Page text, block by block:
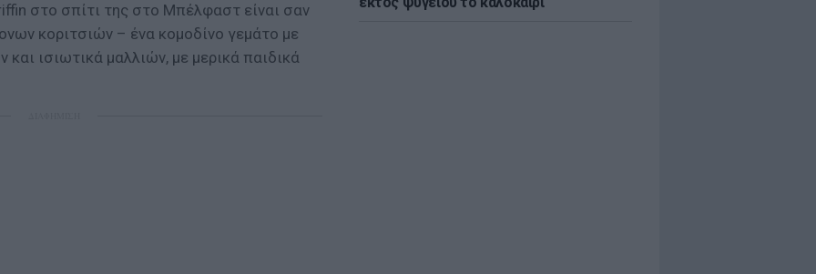
στο σπίτι της στο Μπέλφαστ είναι σαν
κοριτσιών – ένα κομοδίνο γεμάτο με
ισιωτικά μαλλιών, με μερικά παιδικά